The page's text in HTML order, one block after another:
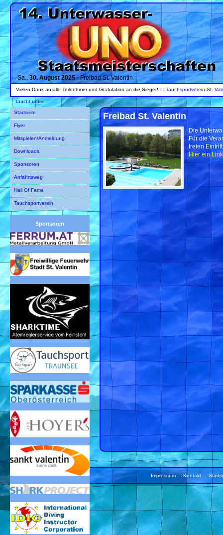
Sa., 30. August 2025- Freibad St. Valentin
Vielen Dank an alle Teilnehmer und Gratulation an die Sieger! ::: Tauchsportverein St.
taucht unter
Startseite
Flyer
Mitspielen/Anmeldung
Downloads
Sponsoren
Anfahrtsweg
Hall Of Fame
Tauchsportverein
Sponsoren
Freibad St. Valentin
Die
Für die
freien
Hier ein
Impressum::: Kontakt:::